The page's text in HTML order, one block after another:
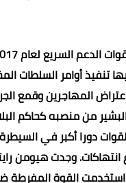
تنفيذ أوامر السلطات
المهاجرين وقمع
من منصبه كحاكم
القوات دورا أكبر في
انتهاكات. وجدت هيومن
استخدمت القوة المفرطة